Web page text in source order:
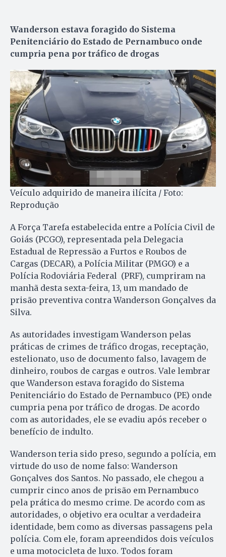
Wanderson estava foragido do Sistema
Penitenciário do Estado de Pernambuco onde
cumpria pena por tráfico de drogas
Veículo adquirido de maneira ilícita / Foto:
Reprodução
A Força Tarefa estabelecida entre a Polícia Civil de
Goiás (PCGO), representada pela Delegacia
Estadual de Repressão a Furtos e Roubos de
Cargas (DECAR), a Polícia Militar (PMGO) e a
Polícia Rodoviária Federal (PRF), cumpriram na
manhã desta sexta-feira, 13, um mandado de
prisão preventiva contra Wanderson Gonçalves da
Silva.
As autoridades investigam Wanderson pelas
práticas de crimes de tráfico drogas, receptação,
estelionato, uso de documento falso, lavagem de
dinheiro, roubos de cargas e outros. Vale lembrar
que Wanderson estava foragido do Sistema
Penitenciário do Estado de Pernambuco (PE) onde
cumpria pena por tráfico de drogas. De acordo
com as autoridades, ele se evadiu após receber o
benefício de indulto.
Wanderson teria sido preso, segundo a polícia, em
virtude do uso de nome falso: Wanderson
Gonçalves dos Santos. No passado, ele chegou a
cumprir cinco anos de prisão em Pernambuco
pela prática do mesmo crime. De acordo com as
autoridades, o objetivo era ocultar a verdadeira
identidade, bem como as diversas passagens pela
polícia. Com ele, foram apreendidos dois veículos
e uma motocicleta de luxo. Todos foram